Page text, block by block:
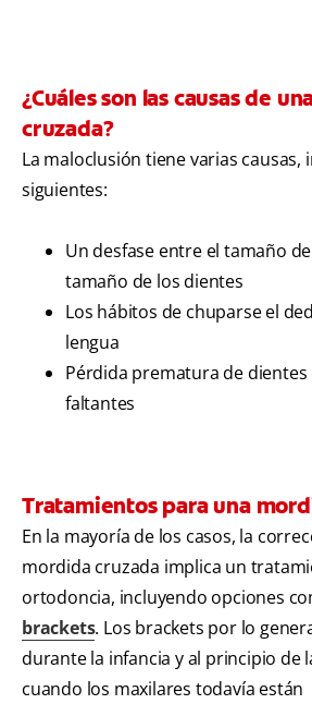
¿Cuáles son las causas de
cruzada?
La maloclusión tiene varias causas,
siguientes:
Un desfase entre el tamaño
tamaño de los dientes
Los hábitos de chuparse el
lengua
Pérdida prematura de dientes
faltantes
Tratamientos para una
En la mayoría de los casos, la
mordida cruzada implica un
ortodoncia, incluyendo opciones
brackets. Los brackets por lo
durante la infancia y al principio de
cuando los maxilares todavía están